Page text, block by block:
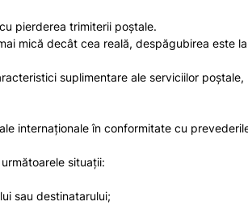
pierderea trimiterii poştale.
mică decât cea reală, despăgubirea este
suplimentare ale serviciilor
internaţionale în conformitate cu
situaţii:
sau destinatarului;